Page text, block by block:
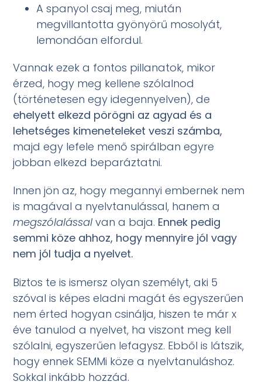
A spanyol csaj meg, miután
megvillantotta gyönyörű mosolyát,
lemondóan elfordul.
Vannak ezek a fontos pillanatok, mikor
érzed, hogy meg kellene szólalnod
(történetesen egy idegennyelven), de
ehelyett elkezd pörögni az agyad és a
lehetséges kimeneteleket veszi számba,
majd egy lefele menő spirálban egyre
jobban elkezd beparáztatni.
Innen jön az, hogy megannyi embernek nem
is magával a nyelvtanulással, hanem a
megszólalással van a baja. Ennek pedig
semmi köze ahhoz, hogy mennyire jól vagy
nem jól tudja a nyelvet.
Biztos te is ismersz olyan személyt, aki 5
szóval is képes eladni magát és egyszerűen
nem érted hogyan csinálja, hiszen te már x
éve tanulod a nyelvet, ha viszont meg kell
szólalni, egyszerűen lefagysz. Ebből is látszik,
hogy ennek SEMMi köze a nyelvtanuláshoz.
Sokkal inkább hozzád.